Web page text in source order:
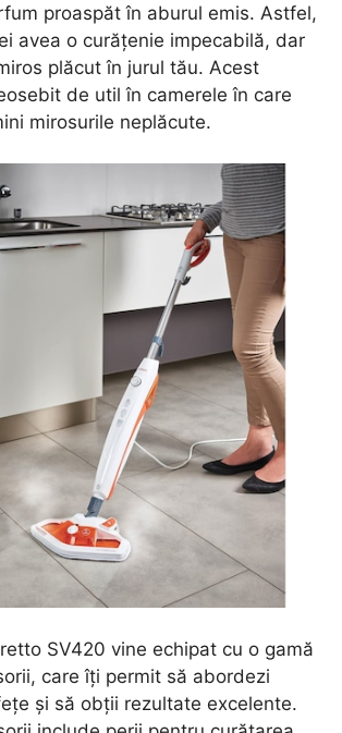
proaspăt în aburul emis. Astfel,
avea o curățenie impecabilă, dar
plăcut în jurul tău. Acest
de util în camerele în care
mirosurile neplăcute.
SV420 vine echipat cu o gamă
care îți permit să abordezi
și să obții rezultate excelente.